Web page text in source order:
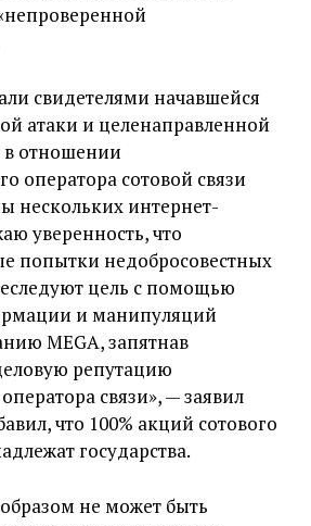
свидетелями начавшейся
атаки и целенаправленной
отношении
оператора сотовой связи
нескольких интернет-
уверенность, что
попытки недобросовестных
цель с помощью
и манипуляций
MEGA, запятнав
репутацию
связи», — заявил
что 100% акций сотового
государства.
не может быть